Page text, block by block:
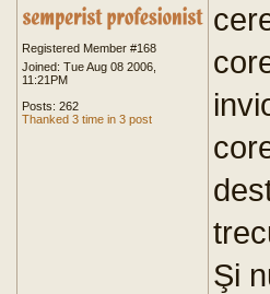
Registered Member #168
Joined: Tue Aug 08 2006,
11:21PM
Posts: 262
Thanked 3 time in 3 post
Şi